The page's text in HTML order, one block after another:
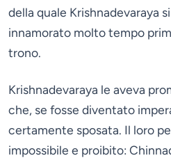
della quale Krishnadevaraya
innamorato molto tempo
trono.
Krishnadevaraya le aveva
che, se fosse diventato
certamente sposata. Il loro
impossibile e proibito: